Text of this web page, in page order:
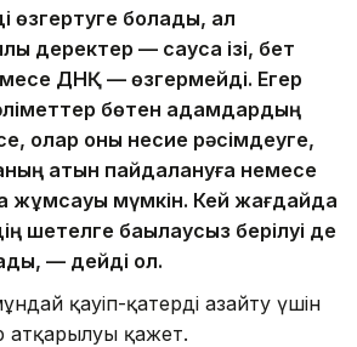
өзгертуге болады, ал
деректер — саусақ ізі, бет
ДНҚ — өзгермейді. Егер
бөтен адамдардың
олар оны несие рәсімдеуге,
атын пайдалануға немесе
жұмсауы мүмкін. Кей жағдайда
шетелге бақылаусыз берілуі де
— дейді ол.
қауіп-қатерді азайту үшін
атқарылуы қажет.